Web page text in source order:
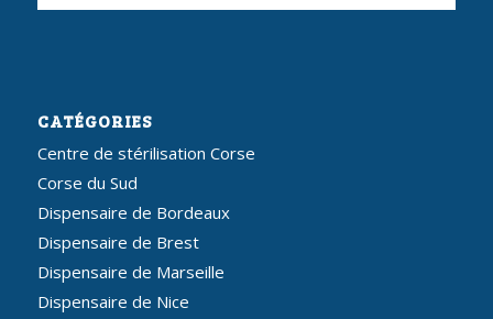
CATÉGORIES
Centre de stérilisation Corse
Corse du Sud
Dispensaire de Bordeaux
Dispensaire de Brest
Dispensaire de Marseille
Dispensaire de Nice